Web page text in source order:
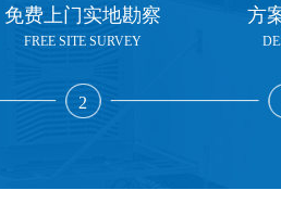
免费上门实地勘察
FREE SITE SURVEY
2
方